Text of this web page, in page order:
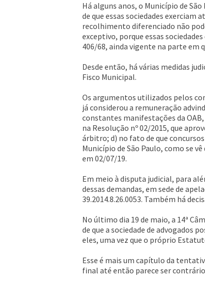
Há alguns anos, o Município de
de que essas sociedades exerciam
recolhimento diferenciado não
exceptivo, porque essas
406/68, ainda vigente na parte em
Desde então, há várias medidas
Fisco Municipal.
Os argumentos utilizados pelos
já considerou a remuneração
constantes manifestações da
na Resolução nº 02/2015, que
árbitro; d) no fato de que
Município de São Paulo, como se
em 02/07/19.
Em meio à disputa judicial, para
dessas demandas, em sede de
39.2014.8.26.0053. Também há
No último dia 19 de maio, a 14ª
de que a sociedade de advogados
eles, uma vez que o próprio
Esse é mais um capítulo da
final até então parece ser contrário